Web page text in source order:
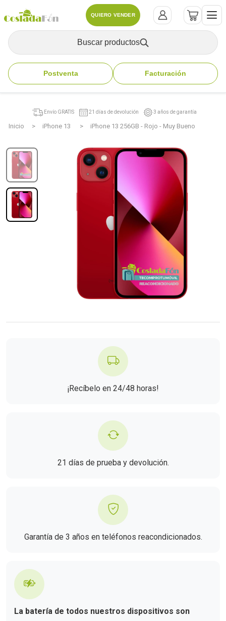
QUIERO VENDER
Buscar productos
Postventa Facturación
Inicio iPhone 13 iPhone 13 256GB - Rojo - Muy Bueno
Envío GRATIS 21 días de devolución 3 años de garantía
¡Recíbelo en 24/48 horas!
21 días de prueba y devolución.
Garantía de 3 años en teléfonos reacondicionados.
La batería de todos nuestros dispositivos son